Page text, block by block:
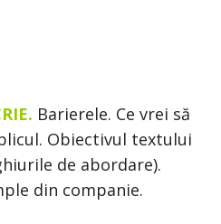
Barierele. Ce vrei să
Obiectivul textului
de abordare).
din companie.